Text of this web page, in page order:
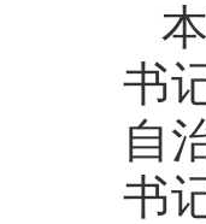
书
自
书